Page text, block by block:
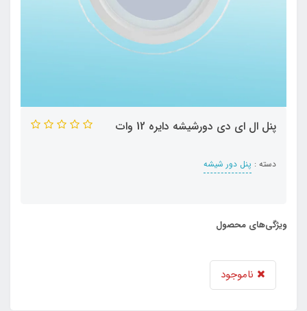
پنل ال ای دی دورشیشه دایره 12 وات
دسته : پنل دور شیشه
ویژگی‌های محصول
ناموجود